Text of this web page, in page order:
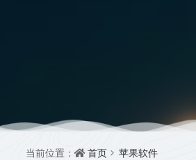
当前位置： 首页 苹果软件